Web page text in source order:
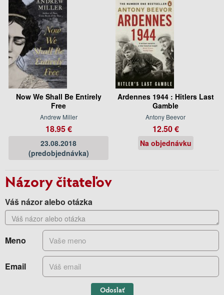
Now We Shall Be Entirely
Free
Andrew Miller
18.95 €
23.08.2018
(predobjednávka)
Ardennes 1944 : Hitlers Last
Gamble
Antony Beevor
12.50 €
Na objednávku
Názory čitateľov
Váš názor alebo otázka
Meno
Email
Odoslať